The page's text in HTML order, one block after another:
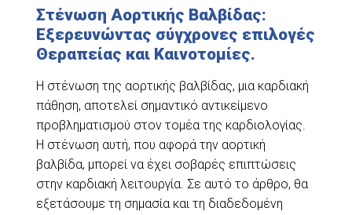
Στένωση Αορτικής Βαλβίδας:
Εξερευνώντας σύγχρονες επιλογές
Θεραπείας και Καινοτομίες.
Η στένωση της αορτικής βαλβίδας, μια καρδιακή
πάθηση, αποτελεί σημαντικό αντικείμενο
προβληματισμού στον τομέα της καρδιολογίας.
Η στένωση αυτή, που αφορά την αορτική
βαλβίδα, μπορεί να έχει σοβαρές επιπτώσεις
στην καρδιακή λειτουργία. Σε αυτό το άρθρο, θα
εξετάσουμε τη σημασία και τη διαδεδομένη